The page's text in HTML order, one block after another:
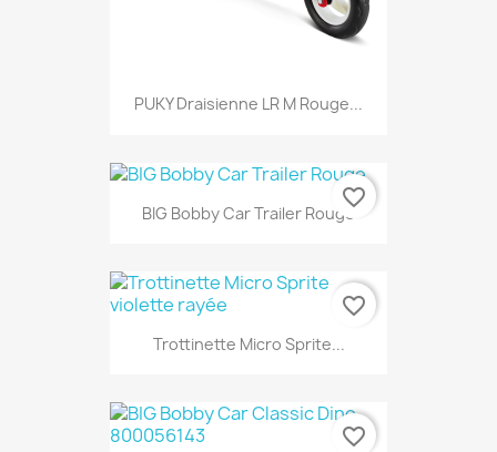
PUKY Draisienne LR M Rouge...
BIG Bobby Car Trailer Rouge
favorite_border
Trottinette Micro Sprite...
favorite_border
favorite_border